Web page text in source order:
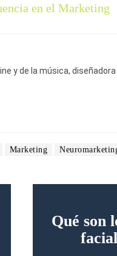
en el Marketing
y de la música,
Marketing
Qué son